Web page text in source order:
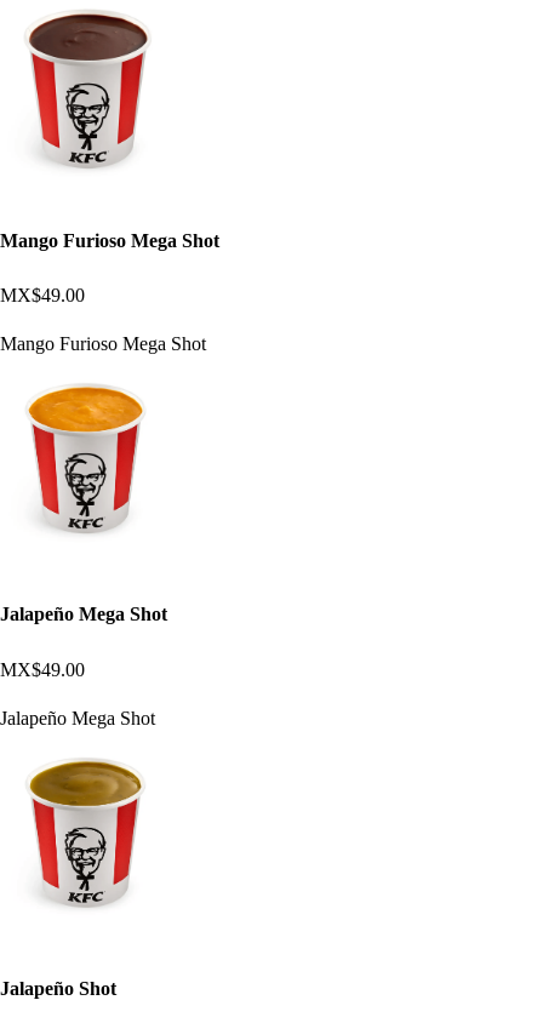
Mango Furioso Mega Shot
MX$49.00
Mango Furioso Mega Shot
Jalapeño Mega Shot
MX$49.00
Jalapeño Mega Shot
Jalapeño Shot